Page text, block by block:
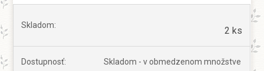
Skladom: 2 ks
Dostupnosť: Skladom - v obmedzenom množstve